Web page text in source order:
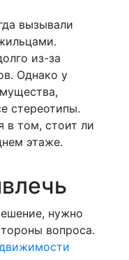
вызывали
из-за
Однако у
стереотипы.
в том, стоит ли
этаже.
нужно
вопроса.